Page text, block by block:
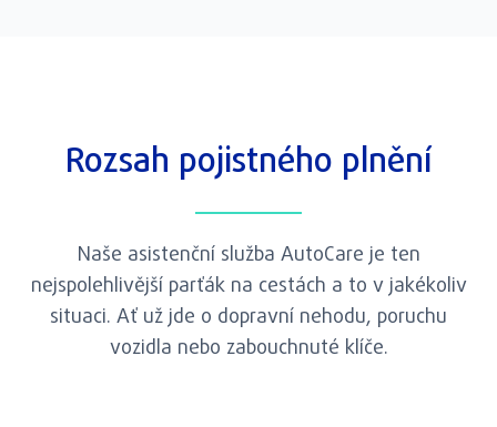
Rozsah pojistného plnění
Naše asistenční služba AutoCare je ten
nejspolehlivější parťák na cestách a to v jakékoliv
situaci. Ať už jde o dopravní nehodu, poruchu
vozidla nebo zabouchnuté klíče.